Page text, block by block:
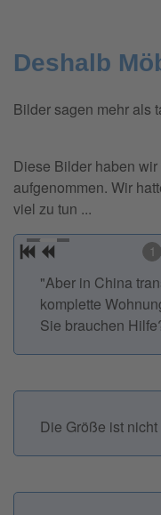
Deshalb
Bilder sagen mehr als
Diese Bilder haben
aufgenommen. Wir
viel zu tun ...
1
"Aber in China
komplette
Sie brauchen
Die Größe ist